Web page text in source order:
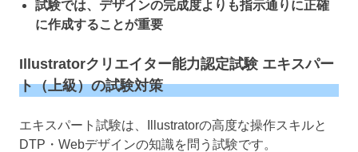
試験では、デザインの完成度よりも指示通りに正確
に作成することが重要
Illustratorクリエイター能力認定試験 エキスパー
ト（上級）の試験対策
エキスパート試験は、Illustratorの高度な操作スキルと
DTP・Webデザインの知識を問う試験です。